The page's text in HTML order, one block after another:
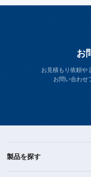
お
お見積もり依頼や
お問い合わせ
製品を探す